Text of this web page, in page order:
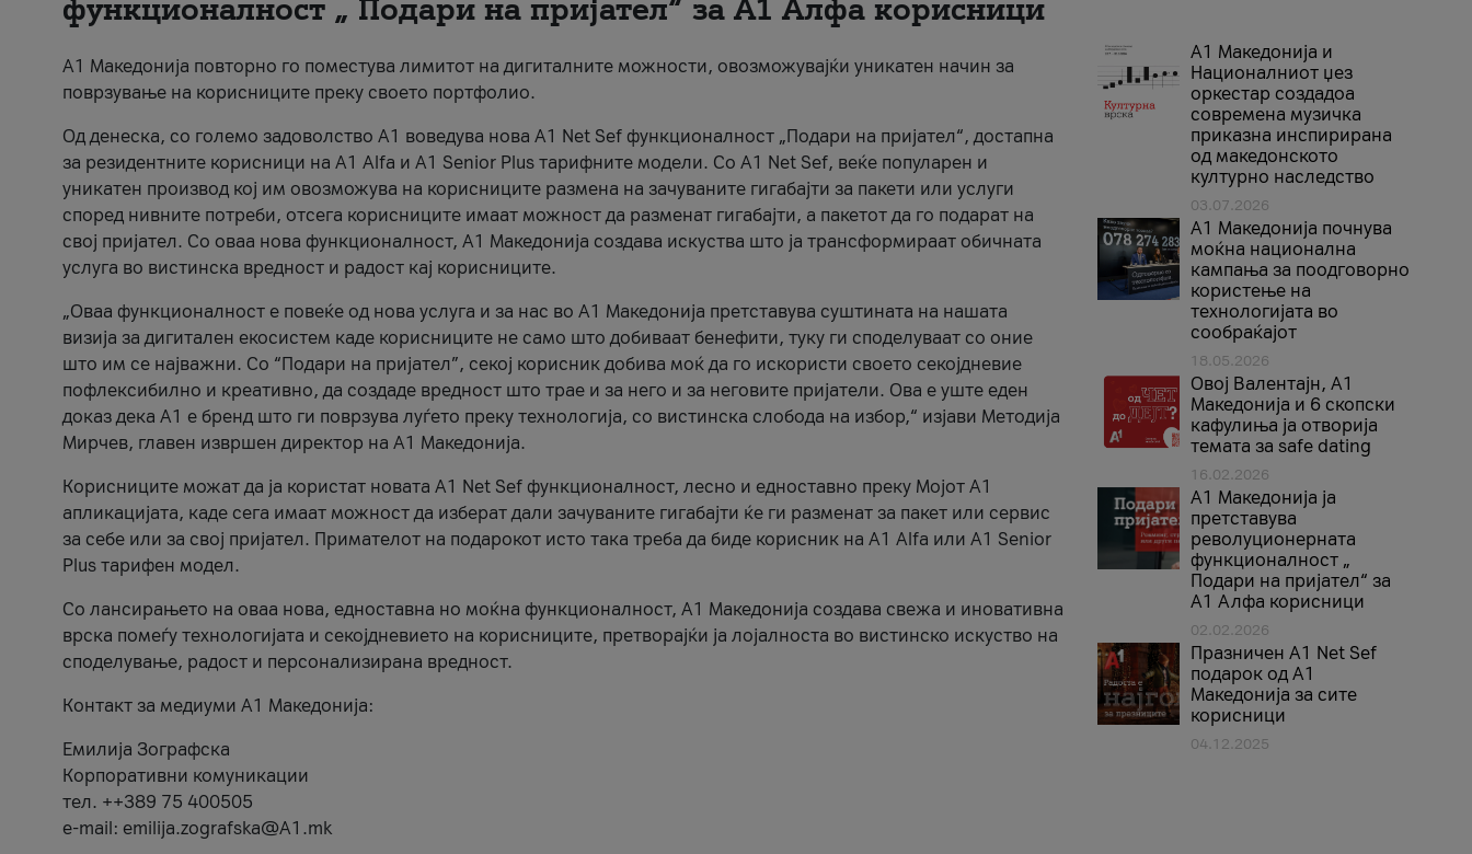
функционалност „ Подари на пријател“ за А1 Алфа корисници
А1 Македонија повторно го поместува лимитот на дигиталните можности, овозможувајќи уникатен начин за
поврзување на корисниците преку своето портфолио.
Од денеска, со големо задоволство А1 воведува нова A1 Net Sef функционалност „Подари на пријател“, достапна
за резидентните корисници на А1 Alfa и A1 Senior Plus тарифните модели. Со A1 Net Sef, веќе популарен и
уникатен производ кој им овозможува на корисниците размена на зачуваните гигабајти за пакети или услуги
според нивните потреби, отсега корисниците имаат можност да разменат гигабајти, а пакетот да го подарат на
свој пријател. Со оваа нова функционалност, А1 Македонија создава искуства што ја трансформираат обичната
услуга во вистинска вредност и радост кај корисниците.
„Оваа функционалност е повеќе од нова услуга и за нас во А1 Македонија претставува суштината на нашата
визија за дигитален екосистем каде корисниците не само што добиваат бенефити, туку ги споделуваат со оние
што им се најважни. Со “Подари на пријател”, секој корисник добива моќ да го искористи своето секојдневие
пофлексибилно и креативно, да создаде вредност што трае и за него и за неговите пријатели. Ова е уште еден
доказ дека А1 е бренд што ги поврзува луѓето преку технологија, со вистинска слобода на избор,“ изјави Методија
Мирчев, главен извршен директор на А1 Македонија.
Корисниците можат да ја користат новата А1 Net Sef функционалност, лесно и едноставно преку Мојот А1
апликацијата, каде сега имаат можност да изберат дали зачуваните гигабајти ќе ги разменат за пакет или сервис
за себе или за свој пријател. Примателот на подарокот исто така треба да биде корисник на А1 Alfa или A1 Senior
Plus тарифен модел.
Со лансирањето на оваа нова, едноставна но моќна функционалност, А1 Македонија создава свежа и иновативна
врска помеѓу технологијата и секојдневието на корисниците, претворајќи ја лојалноста во вистинско искуство на
споделување, радост и персонализирана вредност.
Контакт за медиуми А1 Македонија:
Емилија Зографска
Корпоративни комуникации
тел. ++389 75 400505
e-mail: emilija.zografska@A1.mk
А1 Македонија и
Националниот џез
оркестар создадоа
современа музичка
приказна инспирирана
од македонското
културно наследство
03.07.2026
A1 Македонија почнува
моќна национална
кампања за поодговорно
користење на
технологијата во
сообраќајот
18.05.2026
Овој Валентајн, A1
Македонија и 6 скопски
кафулиња ја отворија
темата за safe dating
16.02.2026
А1 Македонија ја
претставува
револуционерната
функционалност „
Подари на пријател“ за
А1 Алфа корисници
02.02.2026
Празничен A1 Net Sеf
подарок од А1
Македонија за сите
корисници
04.12.2025